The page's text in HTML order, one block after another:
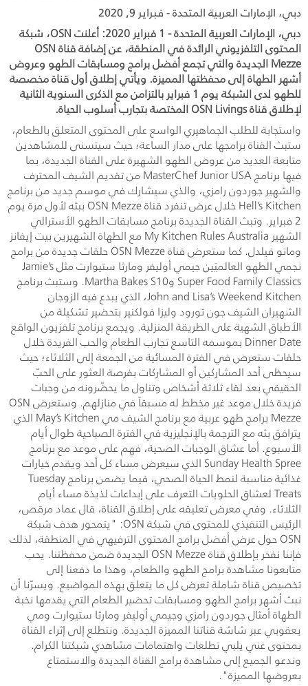
دبي، الإمارات العربية المتحدة - فبراير 9, 2020
دبي، الإمارات العربية المتحدة - 1 فبراير 2020: أعلنت OSN، شبكة
المحتوى التلفزيوني الرائدة في المنطقة، عن إضافة قناة OSN
Mezze الجديدة والتي تجمع أفضل برامج ومسابقات الطهو وعروض
أشهر الطهاة إلى محفظتها المميزة. ويأتي إطلاق أول قناة مخصصة
للطهو لدى الشبكة يوم 1 فبراير بالتزامن مع الذكرى السنوية الثانية
لإطلاق قناة OSN Livings المختصة بتجارب أسلوب الحياة.
واستجابة للطلب الجماهيري الواسع على المحتوى المتعلق بالطعام،
ستبث القناة برامجها على مدار الساعة؛ حيث سيتسنى للمشاهدين
متابعة العديد من عروض الطهو الشهيرة على القناة الجديدة، بما
فيها برنامج MasterChef Junior USA من تقديم الشيف المحترف
والشهير جوردون رامزي، والذي سيشارك في موسم جديد من برنامج
Hell’s Kitchen خلال عرض تنفرد قناة OSN Mezze ببثه لأول مرة يوم
2 فبراير. وتبث القناة الجديدة برنامج مسابقات الطهو الأسترالي
الشهير My Kitchen Rules Australia مع الطهاة الشهيرين بيت إيفانز
ومانو فيلدل. كما ستعرض قناة OSN Mezze حلقات جديدة من برامج
نجمي الطهو العالميَين جيمي أوليفر ومارثا ستيوارت مثل Jamie’s
Super Food Family Classics وMartha Bakes S10. وستبث برنامج
John and Lisa’s Weekend Kitchen، الذي يبدع فيه الزوجان
الشهيران الشيف جون تورود وليزا فولكنير بتحضير تشكيلة من
الأطباق الشهية على الطريقة المنزلية. ويجمع برنامج تلفزيون الواقع
Dinner Date بموسمه التاسع تجارب الطعام والحب الفريدة خلال
حلقات ستعرض في الفترة المسائية من الجمعة إلى الثلاثاء؛ حيث
سيحظى أحد المشاركين أو المشاركات بفرصة العثور على الحبّ
الحقيقي بعد لقاء ثلاثة أشخاص وتناول ما يحضّرونه من وجبات
فريدة خلال موعد غير مخطط له مسبقاً في منازلهم. وستعرض OSN
Mezze برامج طهو عربية مع برنامج الشيف مي May’s Kitchen الذي
يترافق بثه مع الترجمة بالإنجليزية في الفترة الصباحية طوال أيام
الأسبوع. أما عشاق الوجبات الصحية، فهم على موعد مع برنامج
Sunday Health Spree الذي سيعرض مساء كل أحد ويقدم خيارات
غذائية مناسبة لنمط الحياة الصحي، فيما يضمن برنامج Tuesday
Treats لعشاق الحلويات التعرف على إبداعات لذيذة مساء أيام
الثلاثاء. وفي معرض تعليقه على إطلاق القناة، قال عماد مرقص،
الرئيس التنفيذي للمحتوى في شبكة OSN: "يتمحور هدف شبكة
OSN حول عرض أفضل برامج المحتوى الترفيهي في المنطقة، لذلك
فإننا نفخر بإطلاق قناة OSN Mezze الجديدة ضمن محفظتنا. يحب
متابعونا مشاهدة برامج الطهو والطعام، وهذا ما دفعنا إلى
تخصيص قناة شاملة تعرض كل ما يتعلق بهذه المواضيع. ويسرّنا أن
نبث أشهر برامج الطهو ومسابقات تحضير الطعام التي يقدمها نخبة
الطهاة أمثال جوردون رامزي وجيمي أوليفر ومارثا ستيوارت ومي
يعقوبي عبر شاشة قناتنا المميزة الجديدة. ونتطلع إلى إثراء القناة
بمحتوى غني يلبي تطلعات واهتمامات مشاهدي شبكتنا الكرام.
وندعو الجميع إلى مشاهدة برامج القناة الجديدة والاستمتاع
بعروضها المميزة".